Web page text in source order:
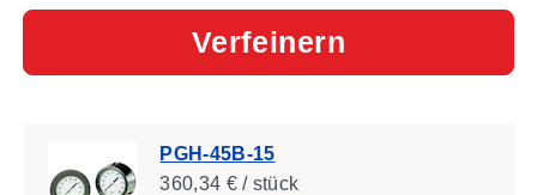
Verfeinern
PGH-45B-15
360,34 € / stück